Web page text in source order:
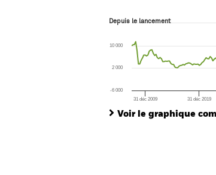
Depuis le lancement
The chart has 1 X axis
The chart has 1 Y axis
Depuis le lancement
31 déc 2009 31 déc 2019
-6 000
2 000
10 000
Voir le graphique